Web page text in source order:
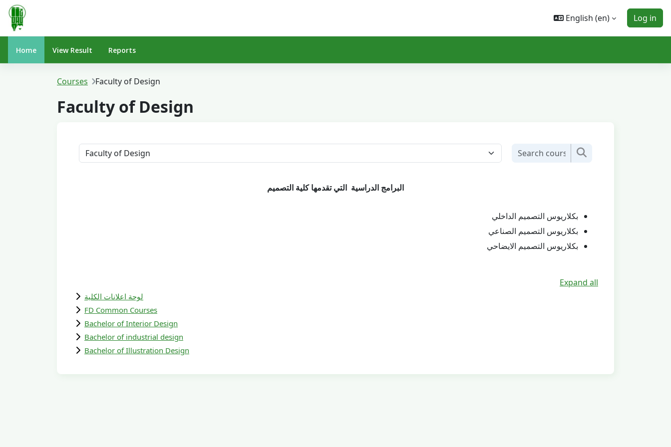
Skip to main content
English ‎(en)‎
Log in
Home View Result Reports
Courses Faculty of Design
Faculty of Design
Course categories
Search courses
البرامج الدراسية التي تقدمها كلية التصميم
بكلاريوس التصميم الداخلي
بكلاريوس التصميم الصناعي
بكلاريوس التصميم الايضاحي
Expand all
لوحة اعلانات الكلية
FD Common Courses
Bachelor of Interior Design
Bachelor of industrial design
Bachelor of Illustration Design